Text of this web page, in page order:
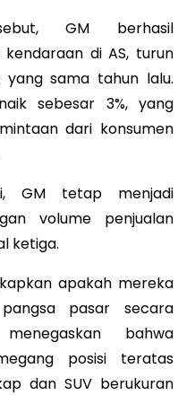
GM berhasil
kendaraan di AS, turun
yang sama tahun lalu.
sebesar 3%, yang
dari konsumen
GM tetap menjadi
volume penjualan
ketiga.
apakah mereka
pasar secara
bahwa
posisi teratas
dan SUV berukuran